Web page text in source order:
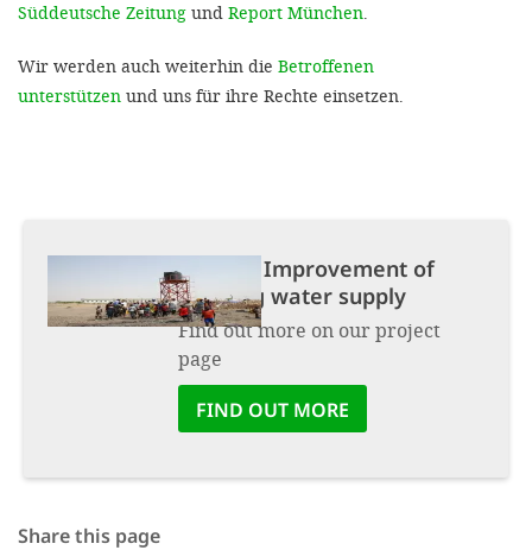
Süddeutsche Zeitung und Report München.
Wir werden auch weiterhin die Betroffenen
unterstützen und uns für ihre Rechte einsetzen.
Project: Improvement of
drinking water supply
Find out more on our project
page
FIND OUT MORE
Share this page